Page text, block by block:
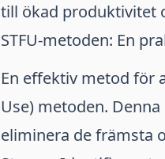
till ökad produktivitet
STFU-metoden: En
En effektiv metod för
Use) metoden.
eliminera de främsta